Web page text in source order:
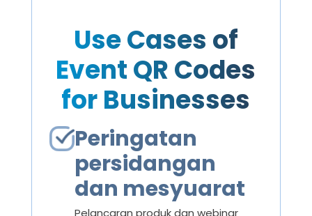
Use Cases of
Event QR Codes
for Businesses
Peringatan
persidangan
dan mesyuarat
Pelancaran produk dan webinar